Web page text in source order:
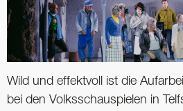
Wild und effektvoll ist die
bei den Volksschauspielen in